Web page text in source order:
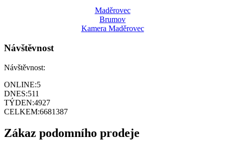
Maděrovec
Brumov
Kamera Maděrovec
Návštěvnost
Návštěvnost:
ONLINE:5
DNES:511
TÝDEN:4927
CELKEM:6681387
Zákaz podomního prodeje